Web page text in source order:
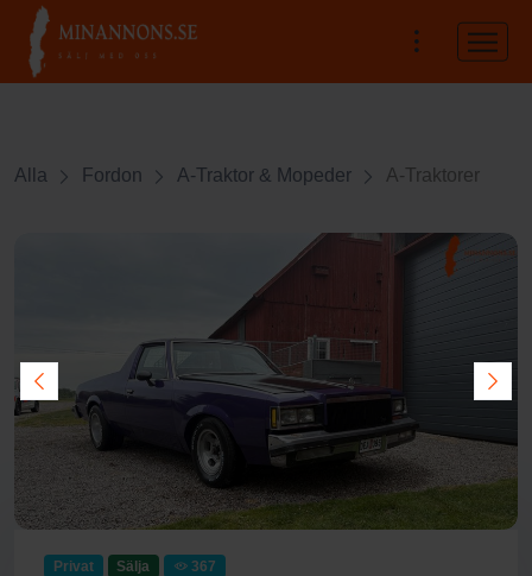
Alla Fordon A-Traktor & Mopeder A-Traktorer
Privat Sälja 367